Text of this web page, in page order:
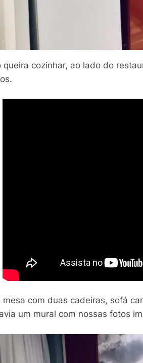
queira cozinhar, ao lado do
mesa com duas cadeiras, sofá
um mural com nossas fotos